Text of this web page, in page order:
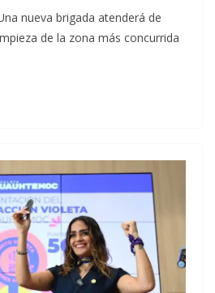
nueva brigada atenderá de
de la zona más concurrida